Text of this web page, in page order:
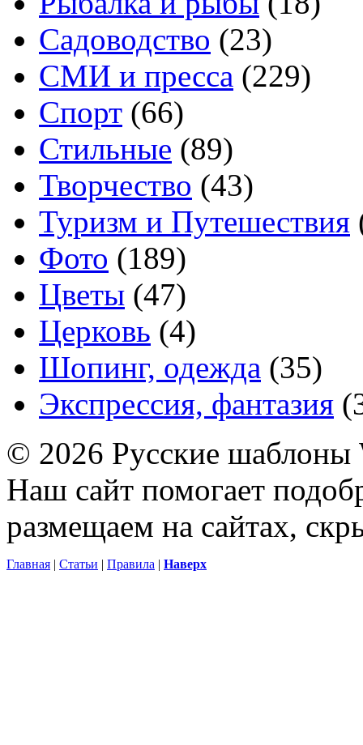
Садоводство (23)
СМИ и пресса (229)
Спорт (66)
Стильные (89)
Творчество (43)
Туризм и Путешествия
Фото (189)
Цветы (47)
Церковь (4)
Шопинг, одежда (35)
Экспрессия, фантазия
© 2026 Русские шаблоны
Наш сайт помогает
размещаем на сайтах,
Главная | Статьи | Правила | Наверх